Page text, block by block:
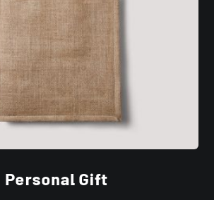
Personal Gift